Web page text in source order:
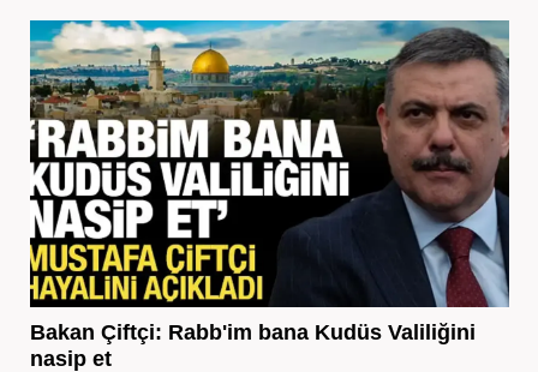
Bakan Çiftçi: Rabb'im bana Kudüs Valiliğini
nasip et